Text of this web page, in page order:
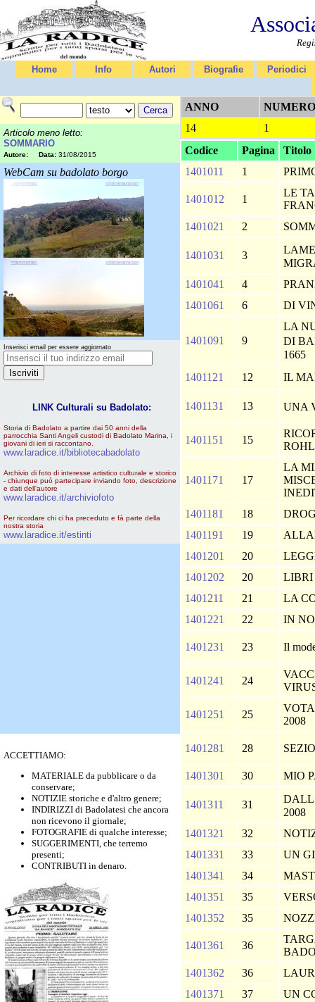
Home Info Autori Biografie Periodici
Articolo meno letto:
SOMMARIO
Autore: Data: 31/08/2015
WebCam su badolato borgo
Inserisci email per essere aggiornato
LINK Culturali su Badolato:
Storia di Badolato a partire dai 50 anni della
parrocchia Santi Angeli custodi di Badolato Marina, i
giovani di ieri si raccontano.
www.laradice.it/bibliotecabadolato
Archivio di foto di interesse artistico culturale e storico
- chiunque può partecipare inviando foto, descrizione
e dati dell'autore
www.laradice.it/archiviofoto
Per ricordare chi ci ha preceduto e fà parte della
nostra storia
www.laradice.it/estinti
ACCETTIAMO:
MATERIALE da pubblicare o da
conservare;
NOTIZIE storiche e d'altro genere;
INDIRIZZI di Badolatesi che ancora
non ricevono il giornale;
FOTOGRAFIE di qualche interesse;
SUGGERIMENTI, che terremo
presenti;
CONTRIBUTI in denaro.
ANNO
NUMERO
14
1
Codice
Pagina
Titolo
1401011
1
1401012 1
LE
1401021
2
1401031 3
1401041
4
1401061
6 DI
1401091 9
LA
DI
1665
1401121
12 IL
1401131 13 UNA
1401151 15
1401171 17
LA
1401181
18
1401191
19
1401201
20
1401202
20
1401211
21
LA
1401221
22 IN
1401231 23 Il
1401241 24
1401251 25
2008
1401281 28
1401301 30 MIO
1401311 31
2008
1401321
32
1401331
33
UN
1401341
34
1401351
35
1401352
35
1401361 36
1401362
36
1401371
37
UN